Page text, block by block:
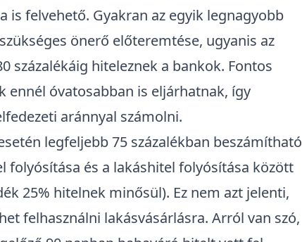
is felvehető. Gyakran az egyik legnagyobb
önerő előteremtése, ugyanis az
százalékáig hiteleznek a bankok. Fontos
ennél óvatosabban is eljárhatnak, így
aránnyal számolni.
legfeljebb 75 százalékban beszámítható
folyósítása és a lakáshitel folyósítása között
25% hitelnek minősül). Ez nem azt jelenti,
felhasználni lakásvásárlásra. Arról van szó,